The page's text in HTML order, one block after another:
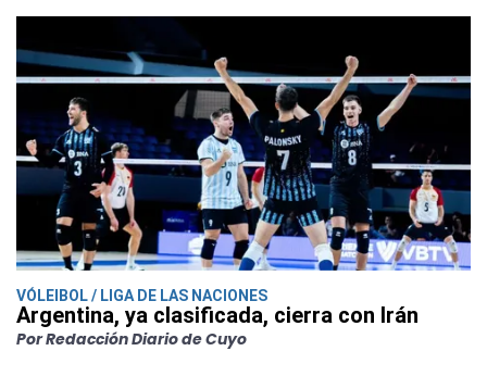
VÓLEIBOL / LIGA DE LAS NACIONES
Argentina, ya clasificada, cierra con Irán
Por Redacción Diario de Cuyo